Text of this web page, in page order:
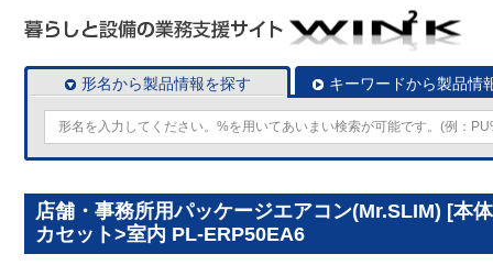
形名から製品情報を探す キーワードから製品情
店舗・事務所用パッケージエアコン(Mr.SLIM) [本
カセット>室内 PL-ERP50EA6